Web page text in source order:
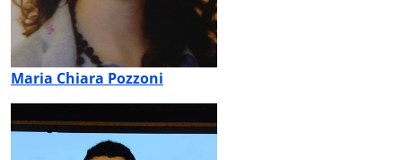
Maria Chiara Pozzoni